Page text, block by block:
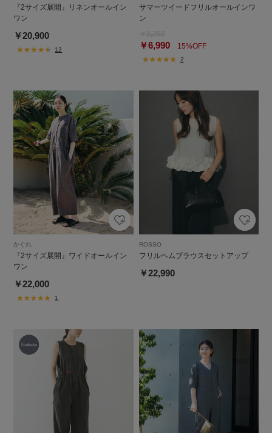
『2サイズ展開』リネンオールイン
ワン
￥20,900
12
サマーツイードフリルオールインワ
ン
￥6,99015%OFF
2
かぐれ
『2サイズ展開』ワイドオールイン
ワン
￥22,000
1
ROSSO
フリルヘムブラウスセットアップ
￥22,990